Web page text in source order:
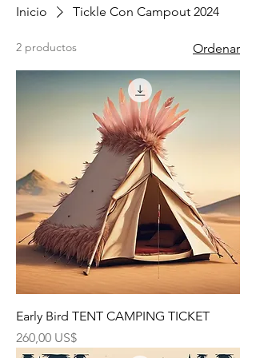
Inicio Tickle Con Campout 2024
2 productos Ordenar
Early Bird TENT CAMPING TICKET
Precio
260,00 US$